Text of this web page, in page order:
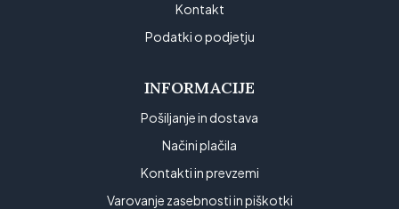
Kontakt
Podatki o podjetju
INFORMACIJE
Pošiljanje in dostava
Načini plačila
Kontakti in prevzemi
Varovanje zasebnosti in piškotki